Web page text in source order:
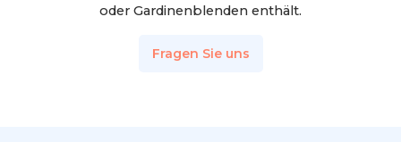
oder Gardinenblenden enthält.
Fragen Sie uns